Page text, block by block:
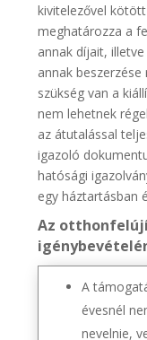
kivitelezővel
meghatározza a
annak díjait,
annak
szükség van a
nem lehetnek
az átutalással
igazoló
hatósági
egy háztartásban
Az
A
évesnél
nevelnie,